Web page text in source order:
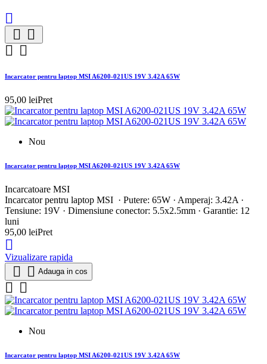





Incarcator pentru laptop MSI A6200-021US 19V 3.42A 65W
95,00 leiPret
Nou
Incarcator pentru laptop MSI A6200-021US 19V 3.42A 65W
Incarcatoare MSI
Incarcator pentru laptop MSI · Putere: 65W · Amperaj: 3.42A ·
Tensiune: 19V · Dimensiune conector: 5.5x2.5mm · Garantie: 12
luni
95,00 leiPret

Vizualizare rapida
  Adauga in cos
 
Nou
Incarcator pentru laptop MSI A6200-021US 19V 3.42A 65W